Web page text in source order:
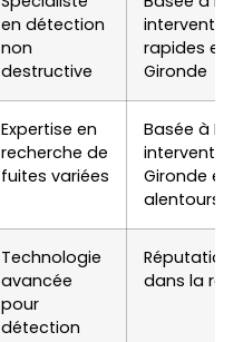
en détection
non
destructive
rapides en
Gironde
Expertise en
recherche de
fuites variées
Basée à
Gironde et
alentours
Technologie
avancée
pour
détection
Réputation
dans la